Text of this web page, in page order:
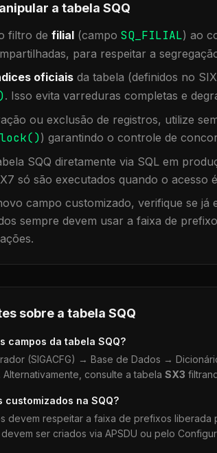
a tabela SQQ
filtro de filial (campo SQ_FILIAL) ao
para respeitar a
oficiais da tabela (definidos no
. Isso evita varreduras completas e
ou exclusão de registros, utilize
) garantindo o controle de
SQQ diretamente via SQL em
só são executados quando o acesso
campo customizado, verifique se já
sempre devem usar a faixa de
sobre a tabela SQQ
campos da tabela SQQ?
(SIGACFG) → Base de Dados →
consulte a tabela SX3
customizados na SQQ?
devem respeitar a faixa de prefixos
ser criados via APSDU ou pelo